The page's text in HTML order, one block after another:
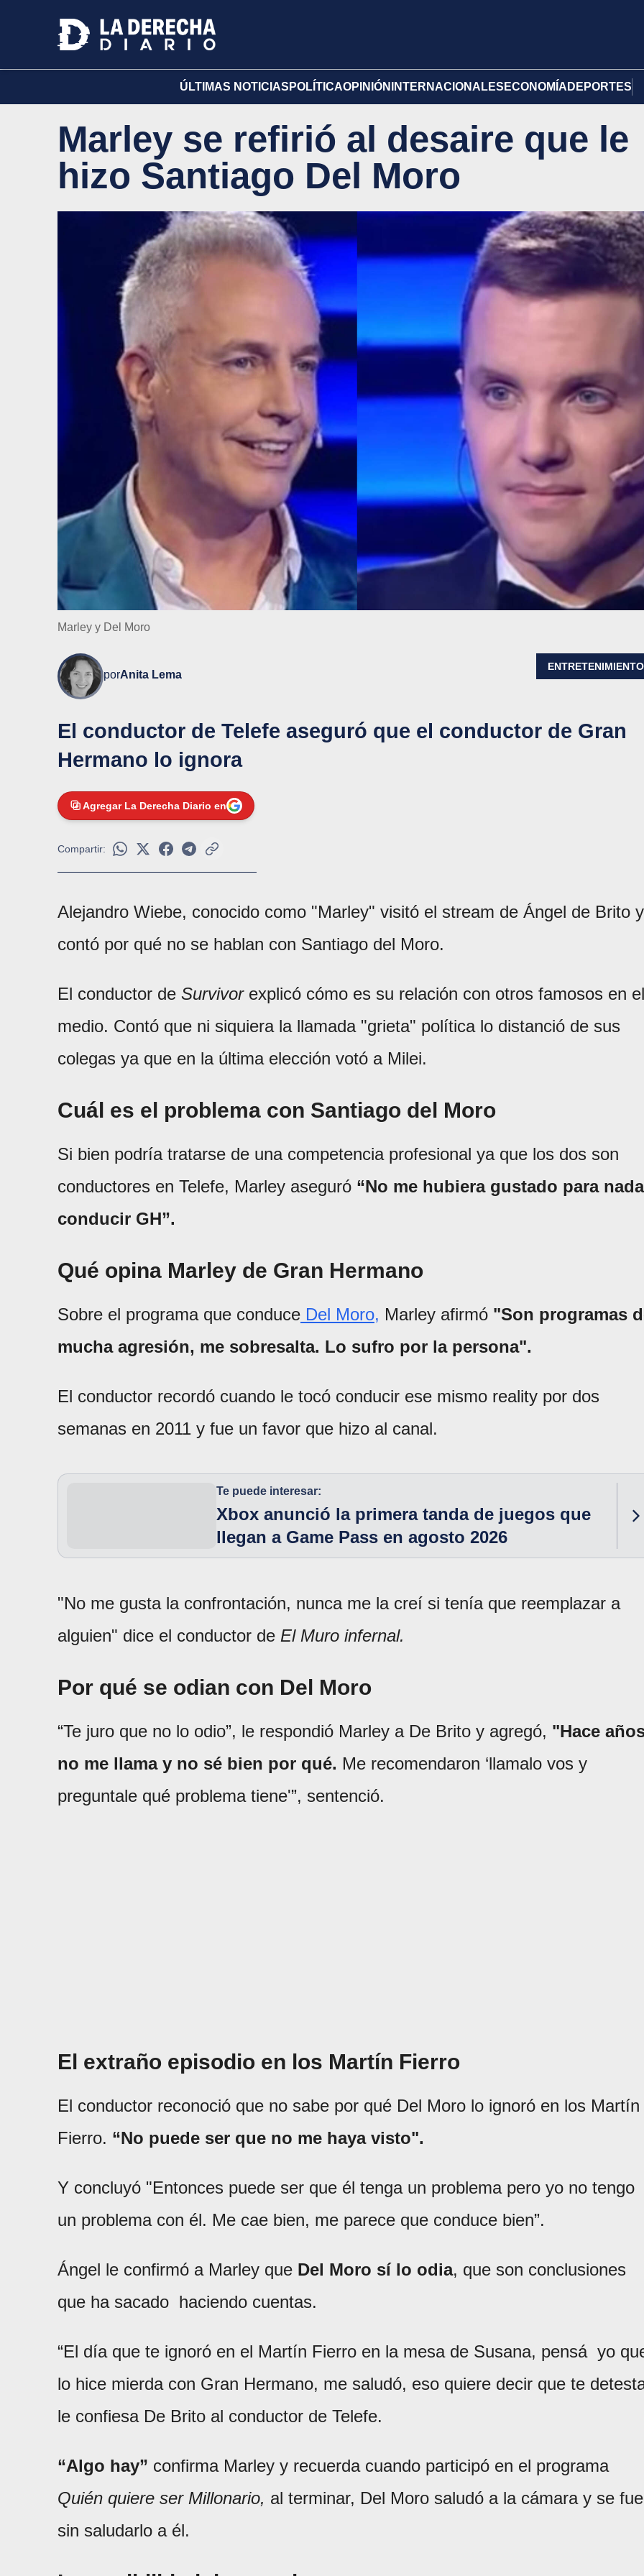
ÚLTIMAS NOTICIAS POLÍTICAOPINIÓN INTERNACIONALES ECONOMÍA DEPORTES
Marley se refirió al desaire que le
hizo Santiago Del Moro
Marley y Del Moro
porAnita Lema
ENTRETENIMIENTO
El conductor de Telefe aseguró que el conductor de Gran
Hermano lo ignora
Agregar La Derecha Diario en
Compartir:
Alejandro Wiebe, conocido como "Marley" visitó el stream de Ángel de Brito y
contó por qué no se hablan con Santiago del Moro.
El conductor de Survivor explicó cómo es su relación con otros famosos en el
medio. Contó que ni siquiera la llamada "grieta" política lo distanció de sus
colegas ya que en la última elección votó a Milei.
Cuál es el problema con Santiago del Moro
Si bien podría tratarse de una competencia profesional ya que los dos son
conductores en Telefe, Marley aseguró “No me hubiera gustado para nada
conducir GH”.
Qué opina Marley de Gran Hermano
Sobre el programa que conduce Del Moro, Marley afirmó "Son programas
mucha agresión, me sobresalta. Lo sufro por la persona".
El conductor recordó cuando le tocó conducir ese mismo reality por dos
semanas en 2011 y fue un favor que hizo al canal.
Te puede interesar:
Xbox anunció la primera tanda de juegos que
llegan a Game Pass en agosto 2026
"No me gusta la confrontación, nunca me la creí si tenía que reemplazar a
alguien" dice el conductor de El Muro infernal.
Por qué se odian con Del Moro
“Te juro que no lo odio”, le respondió Marley a De Brito y agregó, "Hace
no me llama y no sé bien por qué. Me recomendaron ‘llamalo vos y
preguntale qué problema tiene'”, sentenció.
El extraño episodio en los Martín Fierro
El conductor reconoció que no sabe por qué Del Moro lo ignoró en los Martín
Fierro. “No puede ser que no me haya visto".
Y concluyó "Entonces puede ser que él tenga un problema pero yo no tengo
un problema con él. Me cae bien, me parece que conduce bien”.
Ángel le confirmó a Marley que Del Moro sí lo odia, que son conclusiones
que ha sacado haciendo cuentas.
“El día que te ignoró en el Martín Fierro en la mesa de Susana, pensá yo
lo hice mierda con Gran Hermano, me saludó, eso quiere decir que te
le confiesa De Brito al conductor de Telefe.
“Algo hay” confirma Marley y recuerda cuando participó en el programa
Quién quiere ser Millonario, al terminar, Del Moro saludó a la cámara y se
sin saludarlo a él.